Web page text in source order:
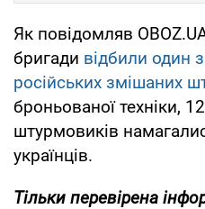
Як повідомляв
бригади відбили один
російських змішаних
броньованої техніки,
штурмовиків
українців.
Тільки перевірена